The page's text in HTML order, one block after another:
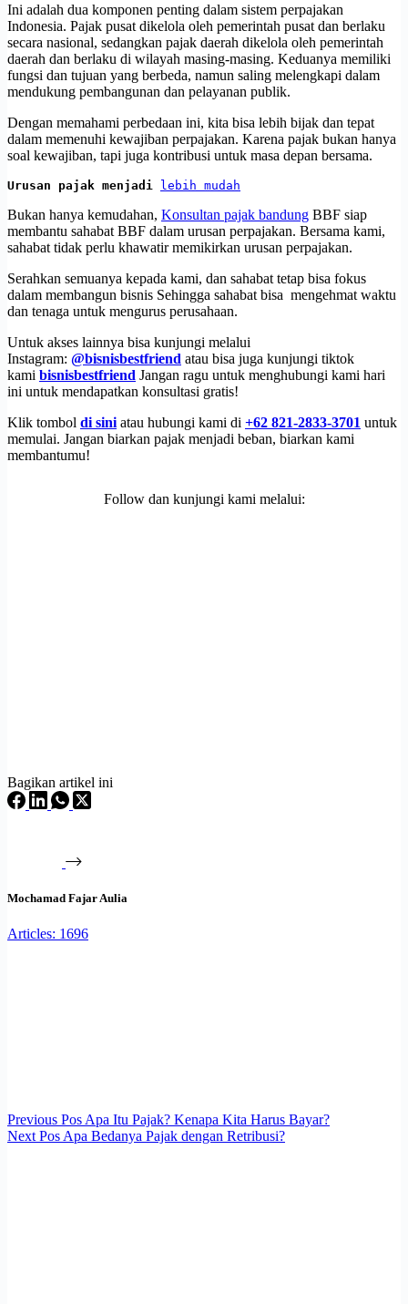
Ini adalah dua komponen penting dalam sistem perpajakan
Indonesia. Pajak pusat dikelola oleh pemerintah pusat dan berlaku
secara nasional, sedangkan pajak daerah dikelola oleh pemerintah
daerah dan berlaku di wilayah masing-masing. Keduanya memiliki
fungsi dan tujuan yang berbeda, namun saling melengkapi dalam
mendukung pembangunan dan pelayanan publik.
Dengan memahami perbedaan ini, kita bisa lebih bijak dan tepat
dalam memenuhi kewajiban perpajakan. Karena pajak bukan hanya
soal kewajiban, tapi juga kontribusi untuk masa depan bersama.
Urusan pajak menjadi lebih mudah
Bukan hanya kemudahan, Konsultan pajak bandung BBF siap
membantu sahabat BBF dalam urusan perpajakan. Bersama kami,
sahabat tidak perlu khawatir memikirkan urusan perpajakan.
Serahkan semuanya kepada kami, dan sahabat tetap bisa fokus
dalam membangun bisnis Sehingga sahabat bisa mengehmat waktu
dan tenaga untuk mengurus perusahaan.
Untuk akses lainnya bisa kunjungi melalui
Instagram: @bisnisbestfriend atau bisa juga kunjungi tiktok
kami bisnisbestfriend Jangan ragu untuk menghubungi kami hari
ini untuk mendapatkan konsultasi gratis!
Klik tombol di sini atau hubungi kami di +62 821-2833-3701 untuk
memulai. Jangan biarkan pajak menjadi beban, biarkan kami
membantumu!
Follow dan kunjungi kami melalui:
Bagikan artikel ini
Mochamad Fajar Aulia
Articles: 1696
Previous Pos Apa Itu Pajak? Kenapa Kita Harus Bayar?
Next Pos Apa Bedanya Pajak dengan Retribusi?